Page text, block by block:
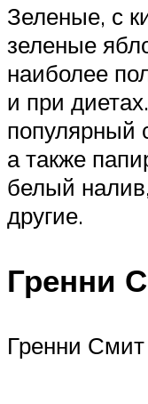
Зеленые, с
зеленые
наиболее
и при
популярный
а также
белый
другие.
Гренни
Гренни Смит